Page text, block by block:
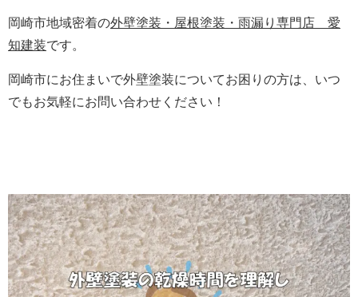
岡崎市地域密着の外壁塗装・屋根塗装・雨漏り専門店 愛
知建装です。
岡崎市にお住まいで外壁塗装についてお困りの方は、いつ
でもお気軽にお問い合わせください！